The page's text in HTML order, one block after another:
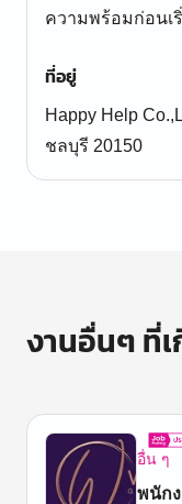
ความพร้อมก่อนเ
ที่อยู่
Happy Help
ชลบุรี 20150
งานอื่นๆ ที่
อื่น ๆ
พนัก